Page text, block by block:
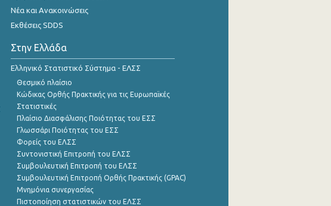
Νέα και Ανακοινώσεις
Εκθέσεις SDDS
Στην Ελλάδα
Ελληνικό Στατιστικό Σύστημα - ΕΛΣΣ
Θεσμικό πλαίσιο
Κώδικας Ορθής Πρακτικής για τις Ευρωπαϊκές
Στατιστικές
Πλαίσιο Διασφάλισης Ποιότητας του ΕΣΣ
Γλωσσάρι Ποιότητας του ΕΣΣ
Φορείς του ΕΛΣΣ
Συντονιστική Επιτροπή του ΕΛΣΣ
Συμβουλευτική Επιτροπή του ΕΛΣΣ
Συμβουλευτική Επιτροπή Ορθής Πρακτικής (GPAC)
Μνημόνια συνεργασίας
Πιστοποίηση στατιστικών του ΕΛΣΣ